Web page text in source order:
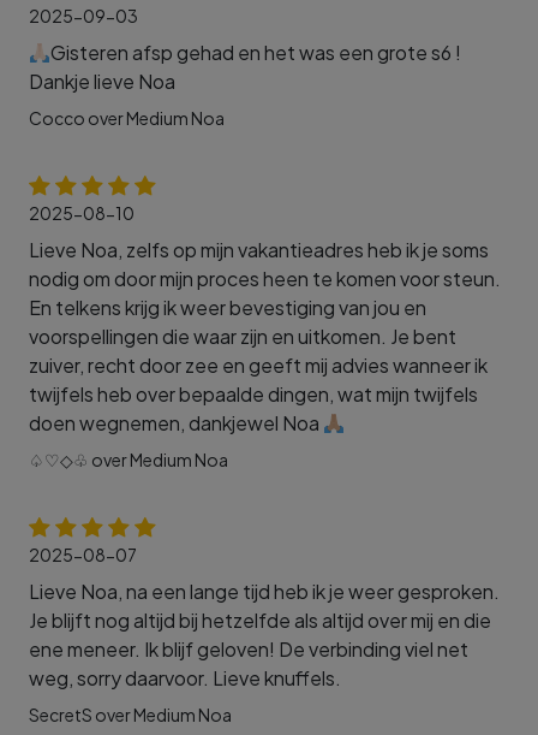
2025-09-03
Gisteren afsp gehad en het was een grote s6 !
Dankje lieve Noa
Cocco over Medium Noa
2025-08-10
Lieve Noa, zelfs op mijn vakantieadres heb ik je soms
nodig om door mijn proces heen te komen voor steun.
En telkens krijg ik weer bevestiging van jou en
voorspellingen die waar zijn en uitkomen. Je bent
zuiver, recht door zee en geeft mij advies wanneer ik
twijfels heb over bepaalde dingen, wat mijn twijfels
doen wegnemen, dankjewel Noa
♤♡◇♧ over Medium Noa
2025-08-07
Lieve Noa, na een lange tijd heb ik je weer gesproken.
Je blijft nog altijd bij hetzelfde als altijd over mij en die
ene meneer. Ik blijf geloven! De verbinding viel net
weg, sorry daarvoor. Lieve knuffels.
SecretS over Medium Noa